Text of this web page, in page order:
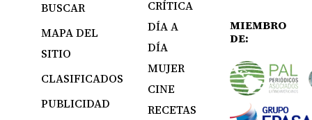
BUSCAR
MAPA DEL
SITIO
CLASIFICADOS
PUBLICIDAD
CRÍTICA
DÍA A
DÍA
MUJER
CINE
RECETAS
MIEMBRO
DE: